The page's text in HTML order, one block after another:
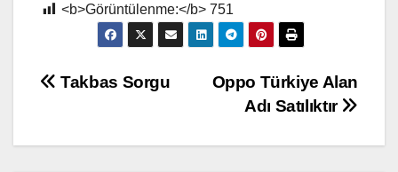
<b>Görüntülenme:</b> 751
Yazı
Oppo Türkiye Alan
Adı Satılıktır
Takbas Sorgu